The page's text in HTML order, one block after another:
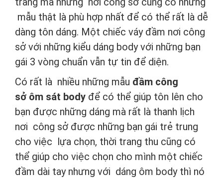
mẫu thật là phù hợp nhất để có thể rất là dễ
dàng tôn dáng. Một chiếc váy đầm nơi công
sở với những kiểu dáng body với những bạn
gái 3 vòng chuẩn vẫn tự tin để diện.
Có rất là nhiều những mẫu đầm công
sở ôm sát body để có thể giúp tôn lên cho
bạn được những dáng mà rất là thanh lịch
nơi công sở được những bạn gái trẻ trung
cho việc lựa chọn, thời trang thu cũng có
thể giúp cho việc chọn cho mình một chiếc
đầm dài tay nhưng với dáng ôm body thì nó